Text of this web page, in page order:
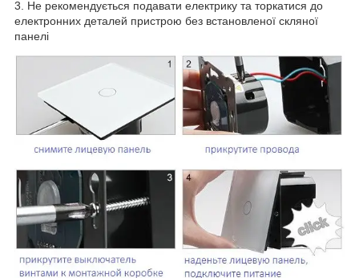
3. Не рекомендується подавати електрику та торкатися до
електронних деталей пристрою без встановленої скляної
панелі